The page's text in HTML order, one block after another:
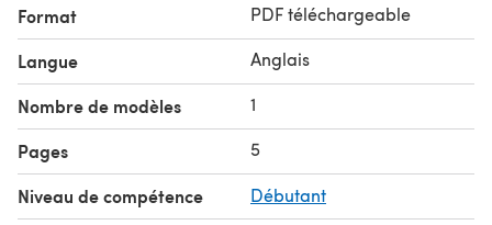
Format PDF téléchargeable
Langue Anglais
Nombre de modèles 1
Pages 5
Niveau de compétence Débutant